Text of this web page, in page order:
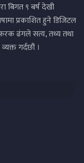
बिगत ९ बर्ष देखी
प्रकाशित हुने डिजिटल
फरक ढंगले सत्य, तथ्य तथा
गर्दछौं ।